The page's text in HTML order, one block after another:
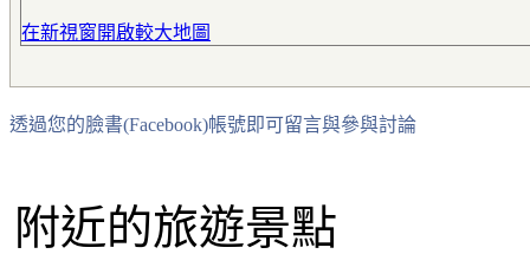
在新視窗開啟較大地圖
透過您的臉書(Facebook)帳號即可留言與參與討論
附近的旅遊景點